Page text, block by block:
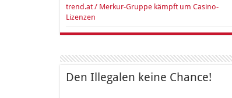
trend.at / Merkur-Gruppe kämpft um Casino-
Lizenzen
Den Illegalen keine Chance!